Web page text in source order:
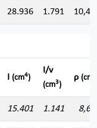
28.936 1.791
I (cm4)
I/v
(cm3)
ρ (cm)
15.401 1.141